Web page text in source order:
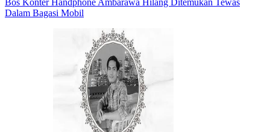
Bos Konter Handphone Ambarawa Hilang Ditemukan Tewas
Dalam Bagasi Mobil